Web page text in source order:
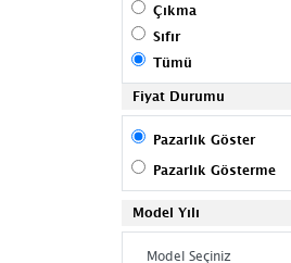
Çakmaklık
İnverter
Korna
Merkezi Kilit Motoru
Rölanti Motoru
Röle
Çıkma
Sıfır
Tümü
Fiyat Durumu
Pazarlık Göster
Pazarlık Gösterme
Model Yılı